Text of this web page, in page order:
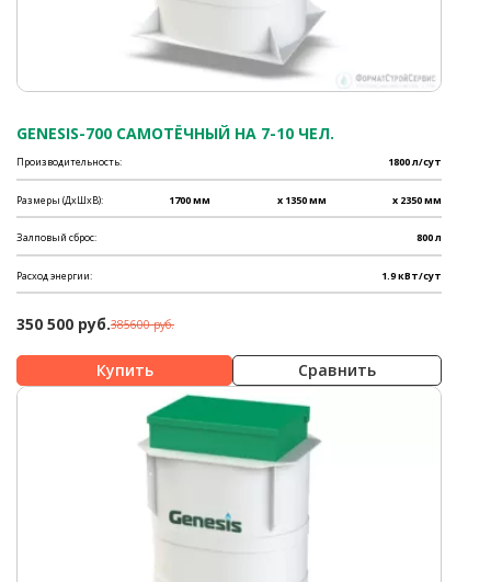
GENESIS-700 САМОТЁЧНЫЙ НА 7-10 ЧЕЛ.
Производительность: 1800 л/сут
Размеры (ДхШхВ): 1700 мм x 1350 мм x 2350 мм
Залповый сброс: 800 л
Расход энергии: 1.9 кВт/сут
350 500 руб.385600 руб.
Сравнить